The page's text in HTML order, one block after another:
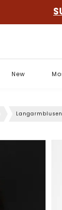
New
Langarmblusen